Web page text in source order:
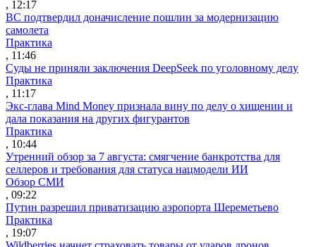
, 12:17
ВС подтвердил доначисление пошлин за модернизацию
самолета
Практика
, 11:46
Суды не приняли заключения DeepSeek по уголовному делу
Практика
, 11:17
Экс-глава Mind Money признала вину по делу о хищении и
дала показания на других фигурантов
Практика
, 10:44
Утренний обзор за 7 августа: смягчение банкротства для
селлеров и требования для статуса нацмодели ИИ
Обзор СМИ
, 09:22
Путин разрешил приватизацию аэропорта Шереметьево
Практика
, 19:07